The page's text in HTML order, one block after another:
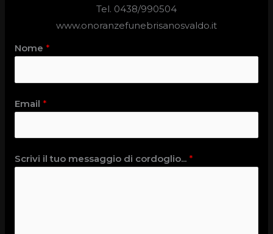
Tel. 0438/990504
www.onoranzefunebrisanosvaldo.it
Nome*
Email*
Scrivi il tuo messaggio di cordoglio...*